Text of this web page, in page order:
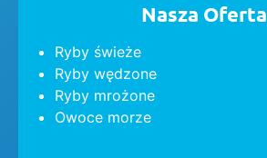
Nasza Oferta
Ryby świeże
Ryby wędzone
Ryby mrożone
Owoce morze